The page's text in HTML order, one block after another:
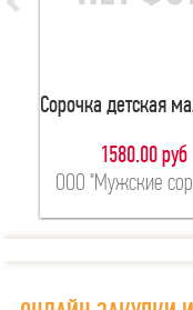
Сорочка детская
1580.00 руб
ООО "Мужские